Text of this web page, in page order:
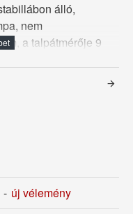
álló,
nem
a talpátmérője 9
- új vélemény